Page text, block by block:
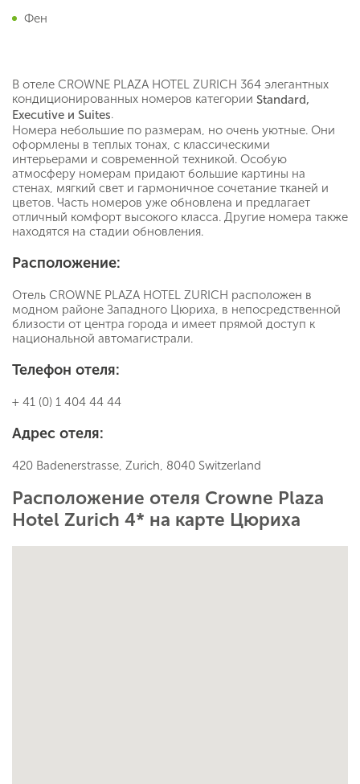
Фен
В отеле CROWNE PLAZA HOTEL ZURICH 364 элегантных
кондиционированных номеров категории Standard,
Executive и Suites.
Номера небольшие по размерам, но очень уютные. Они
оформлены в теплых тонах, с классическими
интерьерами и современной техникой. Особую
атмосферу номерам придают большие картины на
стенах, мягкий свет и гармоничное сочетание тканей и
цветов. Часть номеров уже обновлена и предлагает
отличный комфорт высокого класса. Другие номера также
находятся на стадии обновления.
Расположение:
Отель CROWNE PLAZA HOTEL ZURICH расположен в
модном районе Западного Цюриха, в непосредственной
близости от центра города и имеет прямой доступ к
национальной автомагистрали.
Телефон отеля:
+ 41 (0) 1 404 44 44
Адрес отеля:
420 Badenerstrasse, Zurich, 8040 Switzerland
Расположение отеля Crowne Plaza
Hotel Zurich 4* на карте Цюриха